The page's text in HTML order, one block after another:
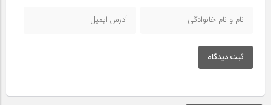
ثبت دیدگاه